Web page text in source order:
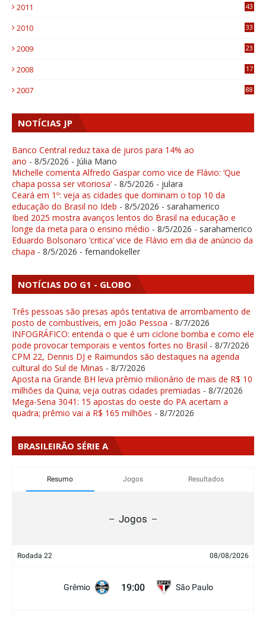
2011
43
2010
33
2009
23
2008
17
2007 88
NOTÍCIAS JP
Banco Central reduz taxa de juros para 14% ao
ano - 8/5/2026 - Júlia Mano
Michelle comenta Alfredo Gaspar como vice de Flávio: ‘Que
chapa possa ser vitoriosa’ - 8/5/2026 - julara
Ceará em 1º: veja as cidades que dominam o top 10 da
educação do Brasil no Ideb - 8/5/2026 - sarahamerico
Ibed 2025 mostra avanços lentos do Brasil na educação e
longe da meta para o ensino médio - 8/5/2026 - sarahamerico
Eduardo Bolsonaro ‘critica’ vice de Flávio em dia de anúncio da
chapa - 8/5/2026 - fernandokeller
NOTÍCIAS DO G1 - GLOBO
Três pessoas são presas após tentativa de arrombamento de
posto de combustíveis, em João Pessoa - 8/7/2026
INFOGRÁFICO: entenda o que é um ciclone bomba e como ele
pode provocar temporais e ventos fortes no Brasil - 8/7/2026
CPM 22, Dennis DJ e Raimundos são destaques na agenda
cultural do Sul de Minas - 8/7/2026
Aposta na Grande BH leva prêmio milionário de mais de R$ 10
milhões da Quina; veja outras cidades premiadas - 8/7/2026
Mega-Sena 3041: 15 apostas do oeste do PA acertam a
quadra; prêmio vai a R$ 165 milhões - 8/7/2026
BRASILEIRÃO SÉRIE A
Resumo Jogos Resultados
Jogos
Rodada 22 08/08/2026
Grêmio 19:00 São Paulo